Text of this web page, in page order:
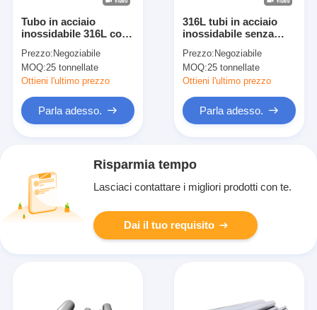
Tubo in acciaio
inossidabile 316L con
corrosione superiore
per sistemi industriali
Prezzo: Negoziabile
MOQ:25 tonnellate
Ottieni l'ultimo prezzo
Parla adesso.
316L tubi in acciaio
inossidabile senza
disponibili in forme
rotonde, quadrate e
rettangolari con
personalizzate e
finiture superficiali
Prezzo: Negoziabile
MOQ:25 tonnellate
Ottieni l'ultimo prezzo
Parla adesso.
Risparmia tempo
Lasciaci contattare i migliori prodotti con te.
Dai il tuo requisito